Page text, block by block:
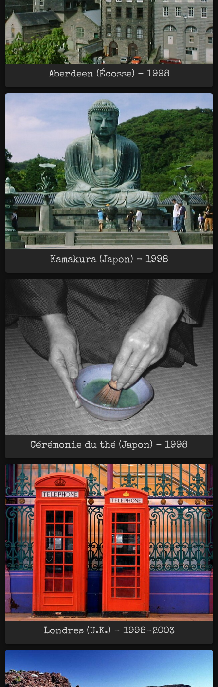
Aberdeen (Écosse) - 1998
Kamakura (Japon) - 1998
Cérémonie du thé (Japon) - 1998
Londres (U.K.) - 1998-2003